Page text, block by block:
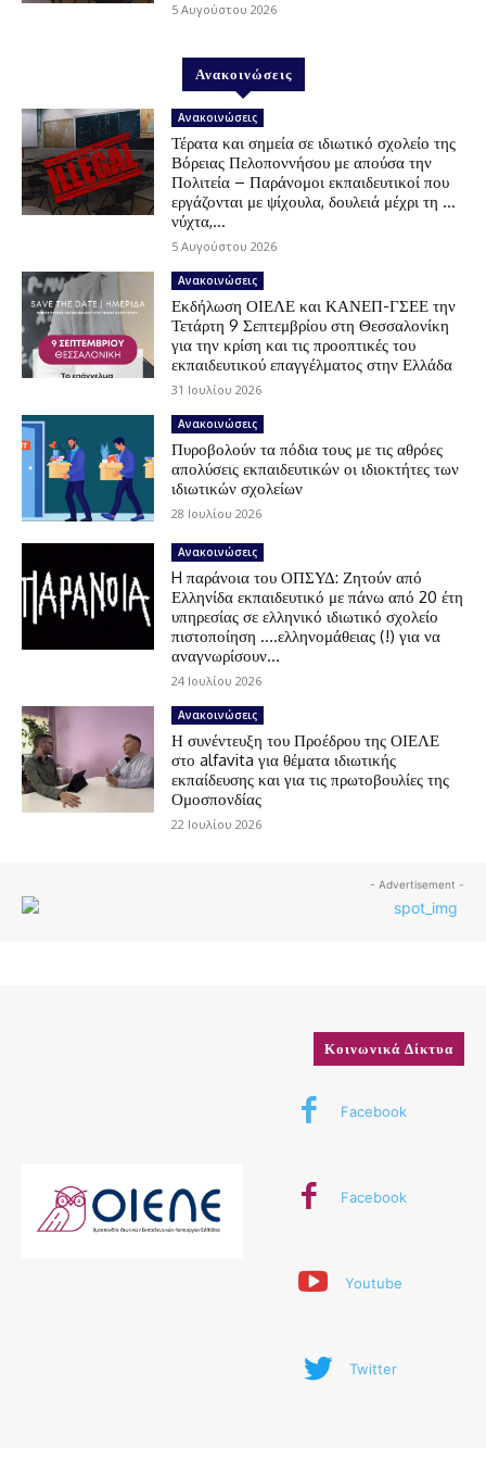
5 Αυγούστου 2026
Ανακοινώσεις
Ανακοινώσεις
Τέρατα και σημεία σε ιδιωτικό σχολείο της
Βόρειας Πελοποννήσου με απούσα την
Πολιτεία – Παράνομοι εκπαιδευτικοί που
εργάζονται με ψίχουλα, δουλειά μέχρι τη …
νύχτα,...
5 Αυγούστου 2026
Ανακοινώσεις
Εκδήλωση ΟΙΕΛΕ και ΚΑΝΕΠ-ΓΣΕΕ την
Τετάρτη 9 Σεπτεμβρίου στη Θεσσαλονίκη
για την κρίση και τις προοπτικές του
εκπαιδευτικού επαγγέλματος στην Ελλάδα
31 Ιουλίου 2026
Ανακοινώσεις
Πυροβολούν τα πόδια τους με τις αθρόες
απολύσεις εκπαιδευτικών οι ιδιοκτήτες των
ιδιωτικών σχολείων
28 Ιουλίου 2026
Ανακοινώσεις
H παράνοια του ΟΠΣΥΔ: Ζητούν από
Ελληνίδα εκπαιδευτικό με πάνω από 20 έτη
υπηρεσίας σε ελληνικό ιδιωτικό σχολείο
πιστοποίηση ….ελληνομάθειας (!) για να
αναγνωρίσουν...
24 Ιουλίου 2026
Ανακοινώσεις
Η συνέντευξη του Προέδρου της ΟΙΕΛΕ
στο alfavita για θέματα ιδιωτικής
εκπαίδευσης και για τις πρωτοβουλίες της
Ομοσπονδίας
22 Ιουλίου 2026
- Advertisement -
Κοινωνικά Δίκτυα
Facebook
Facebook
Youtube
Twitter